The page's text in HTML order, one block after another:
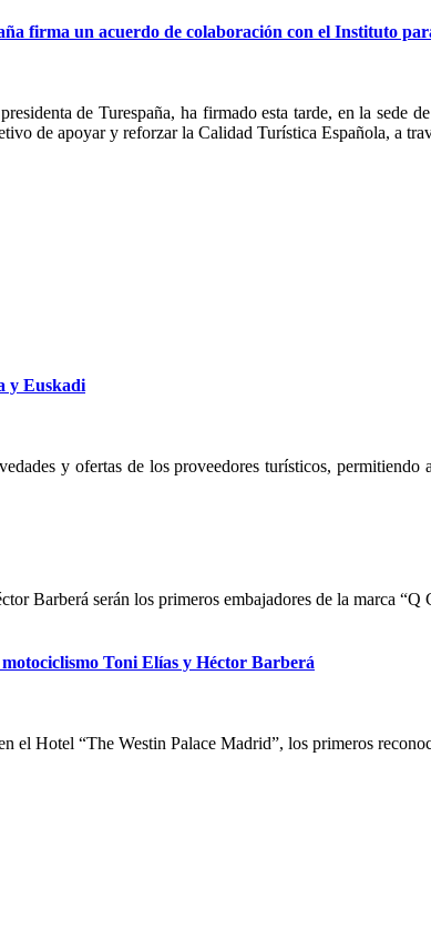
firma un acuerdo de colaboración con el Instituto
de Turespaña, ha firmado esta tarde, en la sede
de apoyar y reforzar la Calidad Turística Española, a
y Euskadi
y ofertas de los proveedores turísticos,
Barberá serán los primeros embajadores de la marca “Q
Toni Elías y Héctor Barberá
el Hotel “The Westin Palace Madrid”, los primeros